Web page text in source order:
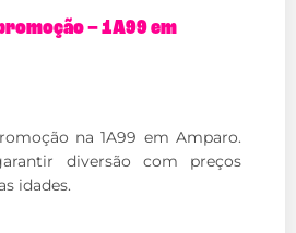
– 1A99 em
na 1A99 em Amparo.
diversão com preços
idades.